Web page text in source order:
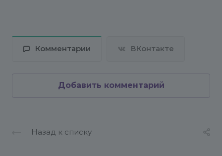
Комментарии ВКонтакте
Добавить комментарий
Назад к списку